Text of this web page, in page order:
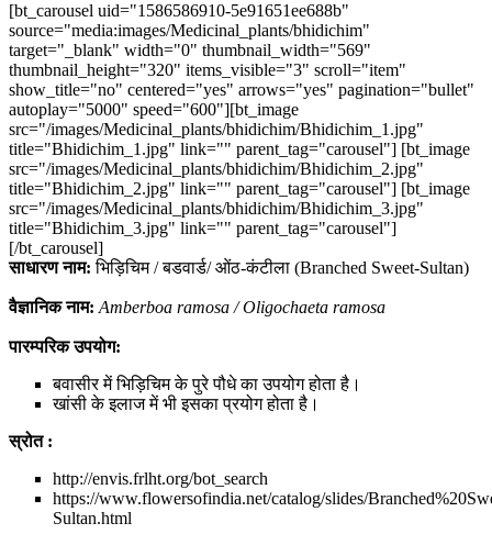
[bt_carousel uid="1586586910-5e91651ee688b"
source="media:images/Medicinal_plants/bhidichim"
target="_blank" width="0" thumbnail_width="569"
thumbnail_height="320" items_visible="3" scroll="item"
show_title="no" centered="yes" arrows="yes" pagination="bullet"
autoplay="5000" speed="600"][bt_image
src="/images/Medicinal_plants/bhidichim/Bhidichim_1.jpg"
title="Bhidichim_1.jpg" link="" parent_tag="carousel"] [bt_image
src="/images/Medicinal_plants/bhidichim/Bhidichim_2.jpg"
title="Bhidichim_2.jpg" link="" parent_tag="carousel"] [bt_image
src="/images/Medicinal_plants/bhidichim/Bhidichim_3.jpg"
title="Bhidichim_3.jpg" link="" parent_tag="carousel"]
[/bt_carousel]
साधारण नाम: भिड़िचिम / बडवार्ड/ ओंठ-कंटीला (Branched Sweet-Sultan)
वैज्ञानिक नाम: Amberboa ramosa / Oligochaeta ramosa
पारम्परिक उपयोग:
बवासीर में भिड़िचिम के पुरे पौधे का उपयोग होता है।
खांसी के इलाज में भी इसका प्रयोग होता है।
स्रोत :
http://envis.frlht.org/bot_search
https://www.flowersofindia.net/catalog/slides/
Sultan.html